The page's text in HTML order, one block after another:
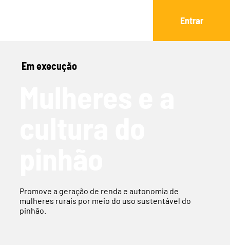
Entrar
Em execução
Promove a geração de renda e autonomia de
mulheres rurais por meio do uso sustentável do
pinhão.